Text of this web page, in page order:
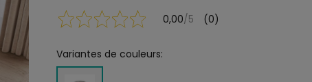
0,00/5 (0)
Variantes de couleurs: